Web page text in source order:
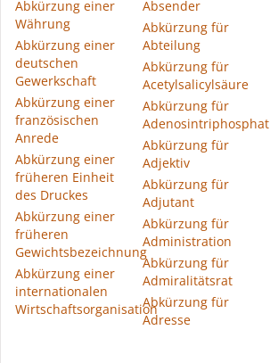
Abkürzung einer
Währung
Abkürzung einer
deutschen
Gewerkschaft
Abkürzung einer
französischen
Anrede
Abkürzung einer
früheren Einheit
des Druckes
Abkürzung einer
früheren
Gewichtsbezeichnung
Abkürzung einer
internationalen
Wirtschaftsorganisation
Absender
Abkürzung für
Abteilung
Abkürzung für
Acetylsalicylsäure
Abkürzung für
Adenosintriphosphat
Abkürzung für
Adjektiv
Abkürzung für
Adjutant
Abkürzung für
Administration
Abkürzung für
Admiralitätsrat
Abkürzung für
Adresse